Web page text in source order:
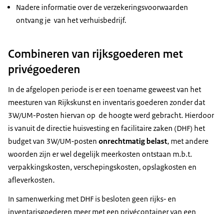
Nadere informatie over de verzekeringsvoorwaarden
ontvang je van het verhuisbedrijf.
Combineren van rijksgoederen met
privégoederen
In de afgelopen periode is er een toename geweest van het
meesturen van Rijkskunst en inventaris goederen zonder dat
3W/UM-Posten hiervan op de hoogte werd gebracht. Hierdoor
is vanuit de directie huisvesting en facilitaire zaken (DHF) het
budget van 3W/UM-posten onrechtmatig belast, met andere
woorden zijn er wel degelijk meerkosten ontstaan m.b.t.
verpakkingskosten, verschepingskosten, opslagkosten en
afleverkosten.
In samenwerking met DHF is besloten geen rijks- en
inventarisgoederen meer met een privécontainer van een